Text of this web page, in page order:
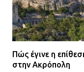
Πώς έγινε η
στην Ακρόπολη